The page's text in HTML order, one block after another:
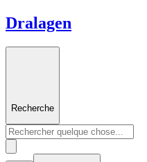
Dralagen
Recherche